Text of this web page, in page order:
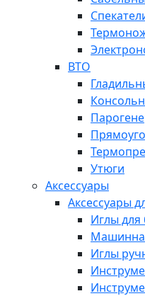
ВТО
Утюги
Аксессуары
Аксессуары
Иглы
Иглы